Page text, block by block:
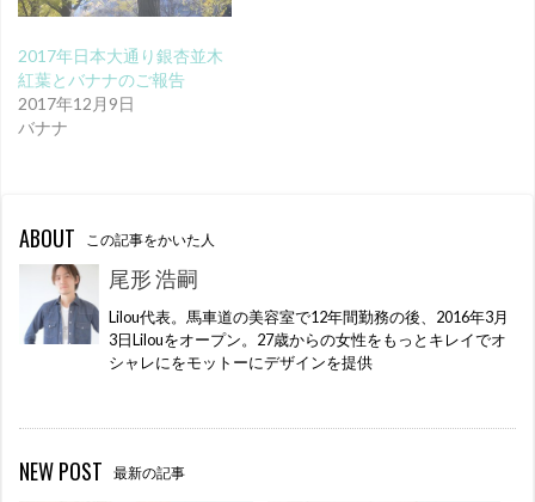
2017年日本大通り銀杏並木
紅葉とバナナのご報告
2017年12月9日
バナナ
ABOUT この記事をかいた人
尾形 浩嗣
Lilou代表。馬車道の美容室で12年間勤務の後、2016年3月
3日Lilouをオープン。27歳からの女性をもっとキレイでオ
シャレにをモットーにデザインを提供
NEW POST 最新の記事